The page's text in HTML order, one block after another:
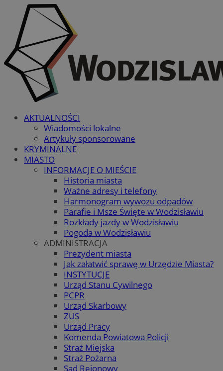
AKTUALNOŚCI
Wiadomości lokalne
Artykuły sponsorowane
KRYMINALNE
MIASTO
INFORMACJE O MIEŚCIE
Historia miasta
Ważne adresy i telefony
Harmonogram wywozu odpadów
Parafie i Msze Święte w Wodzisławiu
Rozkłady jazdy w Wodzisławiu
Pogoda w Wodzisławiu
ADMINISTRACJA
Prezydent miasta
Jak załatwić sprawę w Urzędzie Miasta?
INSTYTUCJE
Urząd Stanu Cywilnego
PCPR
Urząd Skarbowy
ZUS
Urząd Pracy
Komenda Powiatowa Policji
Straż Miejska
Straż Pożarna
Sąd Rejonowy